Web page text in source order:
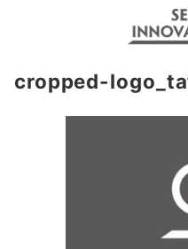
cropped-